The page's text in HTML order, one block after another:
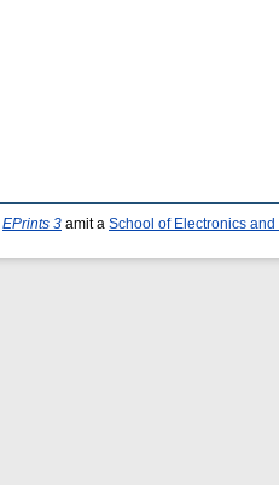
EPrints 3 amit a School of Electronics